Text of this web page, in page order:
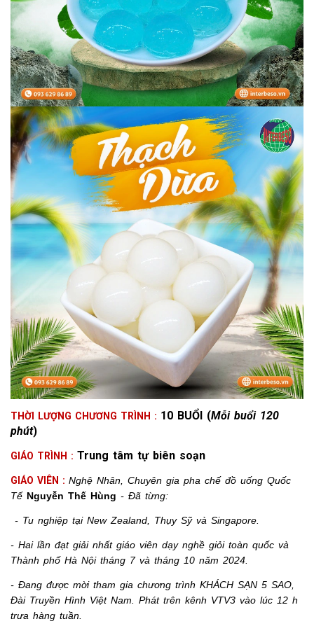
THỜI LƯỢNG CHƯƠNG TRÌNH : 10 BUỔI (Mỗi buổi 120
phút)
GIÁO TRÌNH : Trung tâm tự biên soạn
GIÁO VIÊN : Nghệ Nhân, Chuyên gia pha chế đồ uống Quốc
Tế Nguyễn Thế Hùng - Đã từng:
- Tu nghiệp tại New Zealand, Thụy Sỹ và Singapore.
- Hai lần đạt giải nhất giáo viên dạy nghề giỏi toàn quốc và
Thành phố Hà Nội tháng 7 và tháng 10 năm 2024.
- Đang được mời tham gia chương trình KHÁCH SẠN 5 SAO,
Đài Truyền Hình Việt Nam. Phát trên kênh VTV3 vào lúc 12 h
trưa hàng tuần.